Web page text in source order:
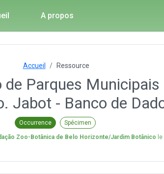
A propos
Accueil Ressource
Parques
Jabot - Banco de
Occurrence Spécimen
Zoo-Botânica de Belo Horizonte/Jardim Botânico le